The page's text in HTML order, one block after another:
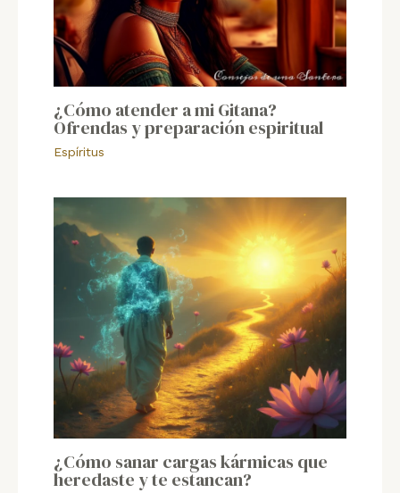
¿Cómo atender a mi Gitana?
Ofrendas y preparación espiritual
Espíritus
¿Cómo sanar cargas kármicas que
heredaste y te estancan?